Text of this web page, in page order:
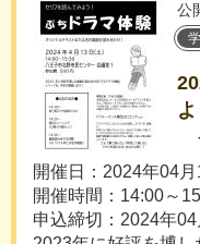
公
開催日：2024年04月
開催時間：14:00～
申込締切：2024年04